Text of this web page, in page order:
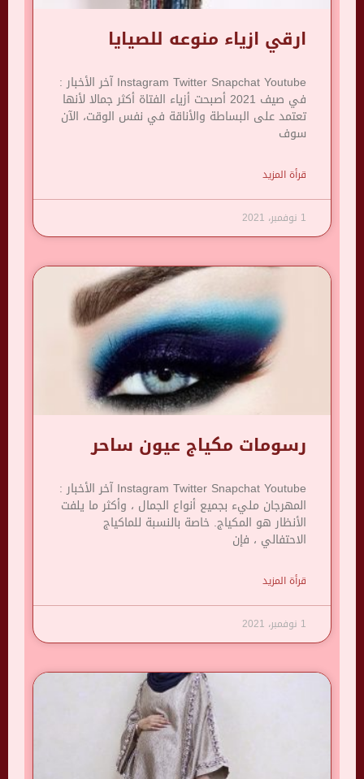
ارقي ازياء منوعه للصيايا
Instagram Twitter Snapchat Youtube آخر الأخبار :
في صيف 2021 أصبحت أزياء الفتاة أكثر جمالا لأنها
تعتمد على البساطة والأناقة في نفس الوقت، الآن
سوف
قرأة المزيد
1 نوفمبر، 2021
رسومات مكياج عيون ساحر
Instagram Twitter Snapchat Youtube آخر الأخبار :
المهرجان مليء بجميع أنواع الجمال ، وأكثر ما يلفت
الأنظار هو المكياج. خاصة بالنسبة للماكياج
الاحتفالي ، فإن
قرأة المزيد
1 نوفمبر، 2021